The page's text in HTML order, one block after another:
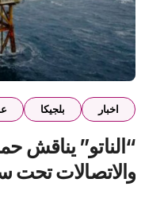
اخبار بلجيكا
“الناتو” يناقش
والاتصالات تحت